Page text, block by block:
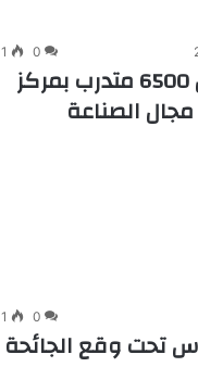
0
1
فاس .. تسجيل أزيد من 6500 متدرب بمركز
الصناعة
0
1
تحت وقع الجائحة